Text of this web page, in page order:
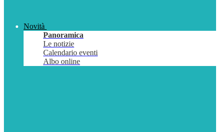
Novità
Panoramica
Le notizie
Calendario eventi
Albo online